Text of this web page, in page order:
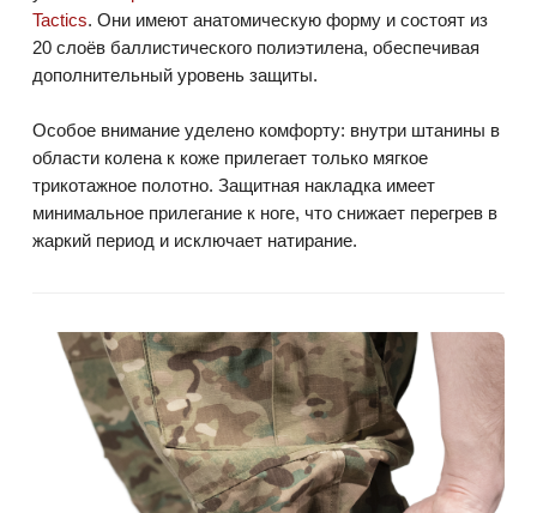
Tactics. Они имеют анатомическую форму и состоят из
20 слоёв баллистического полиэтилена, обеспечивая
дополнительный уровень защиты.
Особое внимание уделено комфорту: внутри штанины в
области колена к коже прилегает только мягкое
трикотажное полотно. Защитная накладка имеет
минимальное прилегание к ноге, что снижает перегрев в
жаркий период и исключает натирание.